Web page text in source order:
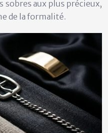
aux plus précieux,
de la formalité.